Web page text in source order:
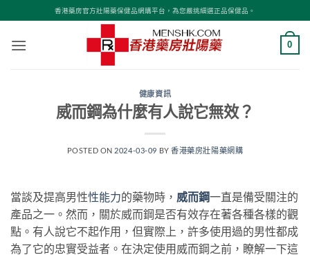
to
content
香港藥房官方壯陽藥保健品網購平台，為您嚴挑細選正品保健品。
0
健康資訊
威而鋼為什麼有人說它無效？
POSTED ON 2024-03-09 BY香港藥房壯陽藥網購
當談及提高男性性能力的藥物時， 威而鋼一直是備受關注的
產品之一。然而，關於威而鋼是否有效存在著各種各樣的觀
點。有人說它不起作用，但實際上，許多使用過的男性都成
為了它的忠實受益者。在決定使用威而鋼之前，瞭解一下這